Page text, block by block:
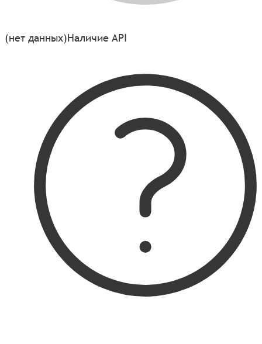
(нет данных)Наличие API